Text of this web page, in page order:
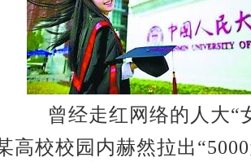
曾经走红网络的人大“
校校园内赫然拉出“5000